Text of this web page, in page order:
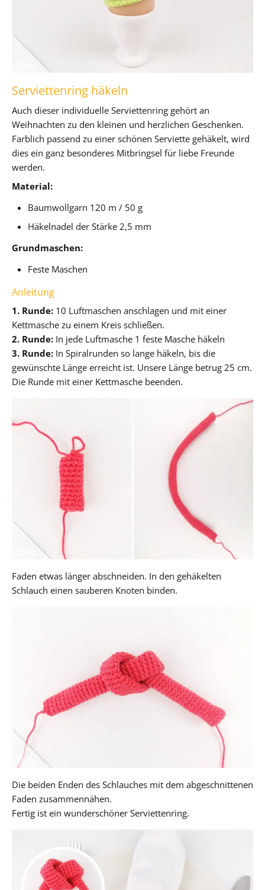
Serviettenring häkeln
Auch dieser individuelle Serviettenring gehört an
Weihnachten zu den kleinen und herzlichen Geschenken.
Farblich passend zu einer schönen Serviette gehäkelt, wird
dies ein ganz besonderes Mitbringsel für liebe Freunde
werden.
Material:
Baumwollgarn 120 m / 50 g
Häkelnadel der Stärke 2,5 mm
Grundmaschen:
Feste Maschen
Anleitung
1. Runde: 10 Luftmaschen anschlagen und mit einer
Kettmasche zu einem Kreis schließen.
2. Runde: In jede Luftmasche 1 feste Masche häkeln
3. Runde: In Spiralrunden so lange häkeln, bis die
gewünschte Länge erreicht ist. Unsere Länge betrug 25 cm.
Die Runde mit einer Kettmasche beenden.
Faden etwas länger abschneiden. In den gehäkelten
Schlauch einen sauberen Knoten binden.
Die beiden Enden des Schlauches mit dem abgeschnittenen
Faden zusammennähen.
Fertig ist ein wunderschöner Serviettenring.